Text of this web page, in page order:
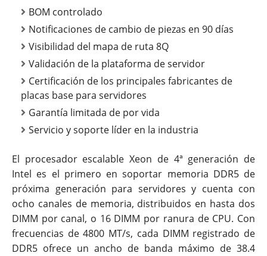
BOM controlado
Notificaciones de cambio de piezas en 90 días
Visibilidad del mapa de ruta 8Q
Validación de la plataforma de servidor
Certificación de los principales fabricantes de
placas base para servidores
Garantía limitada de por vida
Servicio y soporte líder en la industria
El procesador escalable Xeon de 4ª generación de
Intel es el primero en soportar memoria DDR5 de
próxima generación para servidores y cuenta con
ocho canales de memoria, distribuidos en hasta dos
DIMM por canal, o 16 DIMM por ranura de CPU. Con
frecuencias de 4800 MT/s, cada DIMM registrado de
DDR5 ofrece un ancho de banda máximo de 38.4